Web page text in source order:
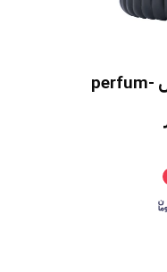
مایع دستشویی هندولوژی مدل perfum-